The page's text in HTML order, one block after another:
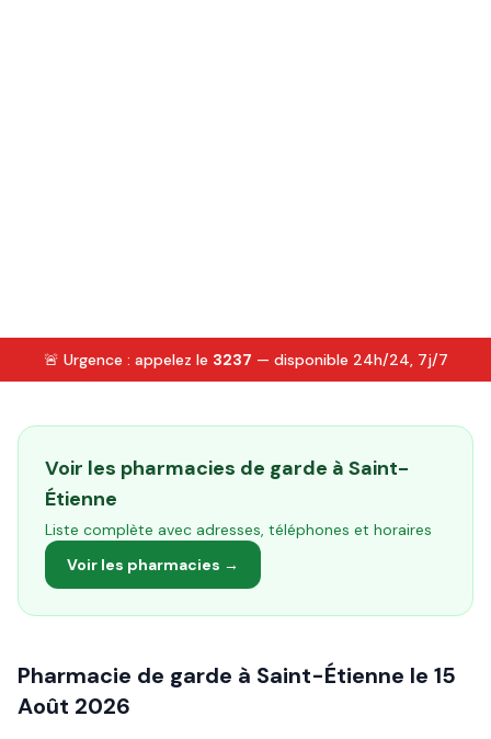
🚨 Urgence : appelez le 3237 — disponible 24h/24, 7j/7
Voir les pharmacies de garde à Saint-
Étienne
Liste complète avec adresses, téléphones et horaires
Voir les pharmacies →
Pharmacie de garde à Saint-Étienne le 15
Août 2026